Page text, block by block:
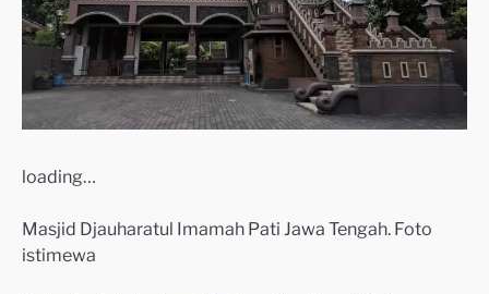
loading…
Masjid Djauharatul Imamah Pati Jawa Tengah. Foto
istimewa